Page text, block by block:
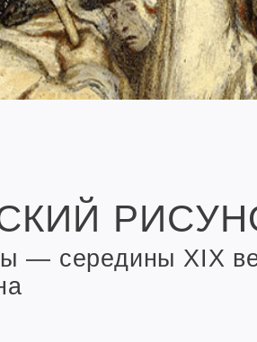
— середины XIX